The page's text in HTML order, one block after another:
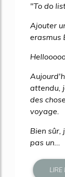
"To do
Ajouter
erasmus
attendu,
des
voyage.
Bien sûr,
pas un...
LIRE